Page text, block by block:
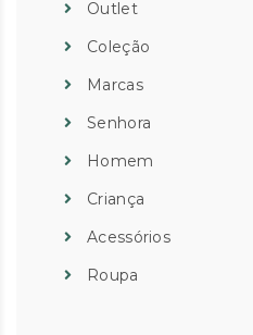
Outlet
Coleção
Marcas
Senhora
Homem
Criança
Acessórios
Roupa